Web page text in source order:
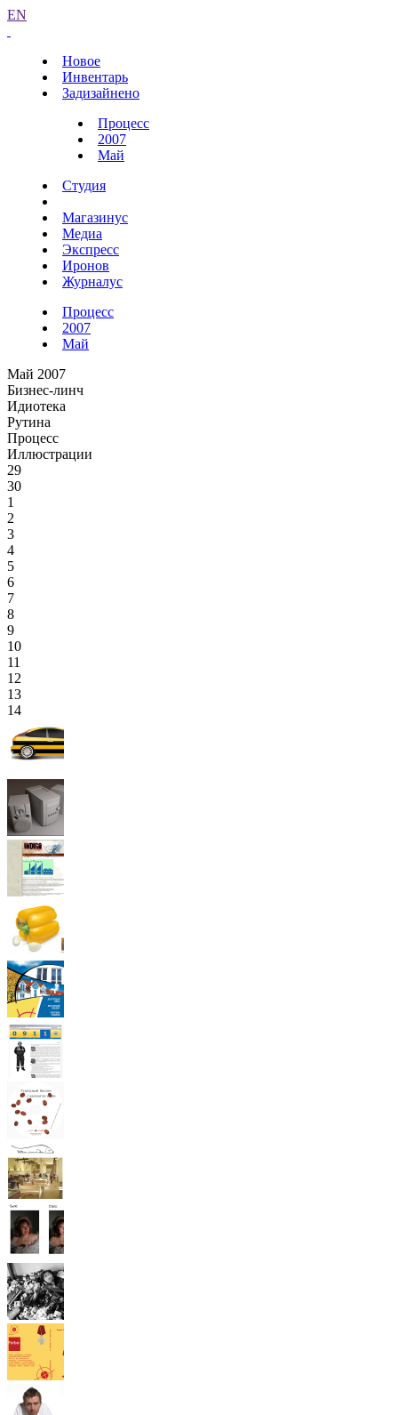
EN
Новое
Инвентарь
Задизайнено
Процесс
2007
Май
Студия
Магазинус
Медиа
Экспресс
Иронов
Журналус
Процесс
2007
Май
Май 2007
Бизнес-линч
Идиотека
Рутина
Процесс
Иллюстрации
29
30
1
2
3
4
5
6
7
8
9
10
11
12
13
14